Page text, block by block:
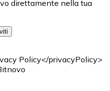
direttamente nella tua
Policy</privacyPolicy>